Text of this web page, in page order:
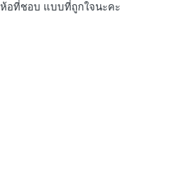
อที่ชอบ แบบที่ถูกใจนะคะ